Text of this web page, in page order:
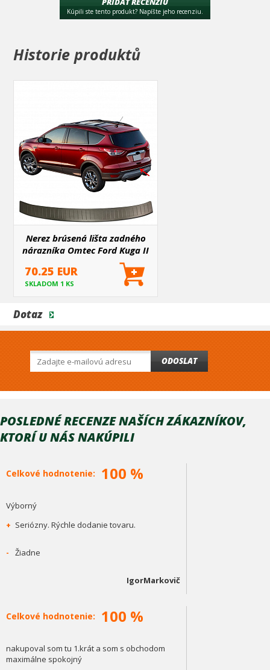
MERCEDES-BENZ C CLASS (2008- 2014 ) SW
S204
(PRE-
Kúpili ste tento produkt? Napíšte jeho recenziu.
Historie produktů
Nerez brúsená lišta zadného
nárazníka Omtec Ford Kuga II
70.25 EUR
SKLADOM 1 KS
Dotaz
ODOSLAT
POSLEDNÉ RECENZE NAŠÍCH ZÁKAZNÍKOV,
KTORÍ U NÁS NAKÚPILI
Celkové hodnotenie: 100 %
Výborný
+ Seriózny. Rýchle dodanie tovaru.
- Žiadne
IgorMarkovič
Celkové hodnotenie: 100 %
nakupoval som tu 1.krát a som s obchodom
maximálne spokojný